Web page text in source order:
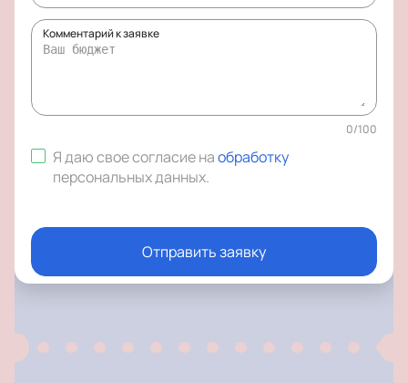
Комментарий к заявке
0/100
Я даю свое согласие наобработку
персональных данных.
Отправить заявку